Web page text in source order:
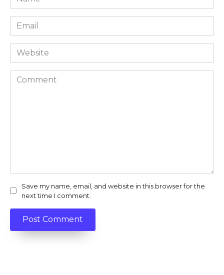
*
Email
*
Website
Comment
Save my name, email, and website in this browser for the
next time I comment.